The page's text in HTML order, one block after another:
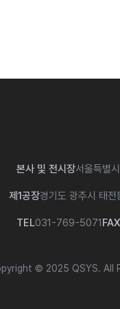
본사 및 전시장서울특별
제1공장경기도 광주시 태
TEL031-769-5071FAX
© 2025 QSYS. All